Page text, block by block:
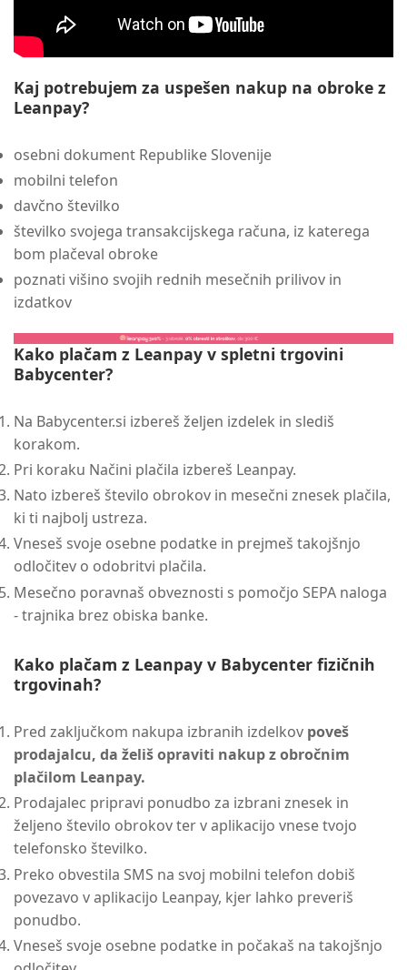
Kaj potrebujem za uspešen nakup na obroke z
Leanpay?
osebni dokument Republike Slovenije
mobilni telefon
davčno številko
številko svojega transakcijskega računa, iz katerega
bom plačeval obroke
poznati višino svojih rednih mesečnih prilivov in
izdatkov
Kako plačam z Leanpay v spletni trgovini
Babycenter?
Na Babycenter.si izbereš željen izdelek in slediš
korakom.
Pri koraku Načini plačila izbereš Leanpay.
Nato izbereš število obrokov in mesečni znesek plačila,
ki ti najbolj ustreza.
Vneseš svoje osebne podatke in prejmeš takojšnjo
odločitev o odobritvi plačila.
Mesečno poravnaš obveznosti s pomočjo SEPA naloga
- trajnika brez obiska banke.
Kako plačam z Leanpay v Babycenter fizičnih
trgovinah?
Pred zaključkom nakupa izbranih izdelkov poveš
prodajalcu, da želiš opraviti nakup z obročnim
plačilom Leanpay.
Prodajalec pripravi ponudbo za izbrani znesek in
željeno število obrokov ter v aplikacijo vnese tvojo
telefonsko številko.
Preko obvestila SMS na svoj mobilni telefon dobiš
povezavo v aplikacijo Leanpay, kjer lahko preveriš
ponudbo.
Vneseš svoje osebne podatke in počakaš na takojšnjo